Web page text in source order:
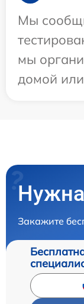
Мы
мы
домой
Закажите